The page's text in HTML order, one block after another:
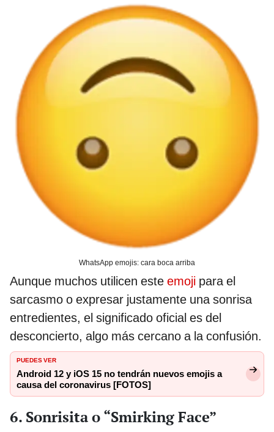
WhatsApp emojis: cara boca arriba
Aunque muchos utilicen este emoji para el
sarcasmo o expresar justamente una sonrisa
entredientes, el significado oficial es del
desconcierto, algo más cercano a la confusión.
PUEDES VER
Android 12 y iOS 15 no tendrán nuevos emojis a
causa del coronavirus [FOTOS]
6. Sonrisita o “Smirking Face”